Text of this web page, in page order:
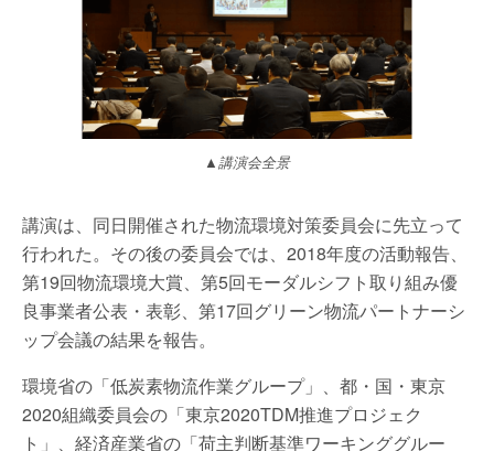
▲講演会全景
講演は、同日開催された物流環境対策委員会に先立って
行われた。その後の委員会では、2018年度の活動報告、
第19回物流環境大賞、第5回モーダルシフト取り組み優
良事業者公表・表彰、第17回グリーン物流パートナーシ
ップ会議の結果を報告。
環境省の「低炭素物流作業グループ」、都・国・東京
2020組織委員会の「東京2020TDM推進プロジェク
ト」、経済産業省の「荷主判断基準ワーキンググルー